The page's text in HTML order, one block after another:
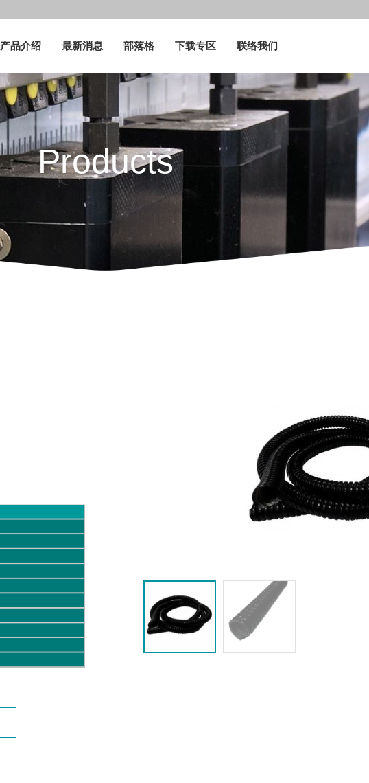
产品介绍 最新消息 部落格 下载专区 联络我们
Products